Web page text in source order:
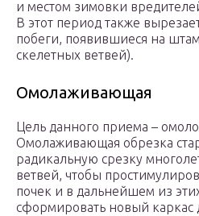
и местом зимовки
В этот период также
побеги, появившиеся на
скелетных ветвей).
Омолаживающая
Цель данного приема –
Омолаживающая обрезка
радикальную срезку
ветвей, чтобы
почек и в дальнейшем из
сформировать новый каркас